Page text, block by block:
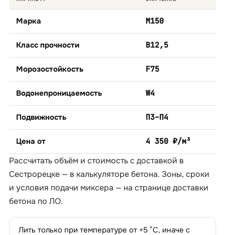
Марка М150
Класс прочности B12,5
Морозостойкость F75
Водонепроницаемость W4
Подвижность П3–П4
Цена от 4 350 ₽/м³
Рассчитать объём и стоимость с доставкой в
Сестрорецке — в калькуляторе бетона. Зоны, сроки
и условия подачи миксера — на страницедоставки
бетона по ЛО.
Лить только при температуре от +5 °C, иначе с